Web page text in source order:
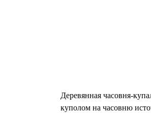
Деревянная часовня-
куполом на часовню